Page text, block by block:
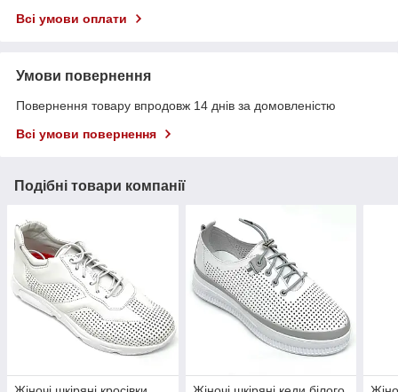
Всі умови оплати
Умови повернення
Повернення товару впродовж 14 днів за домовленістю
Всі умови повернення
Подібні товари компанії